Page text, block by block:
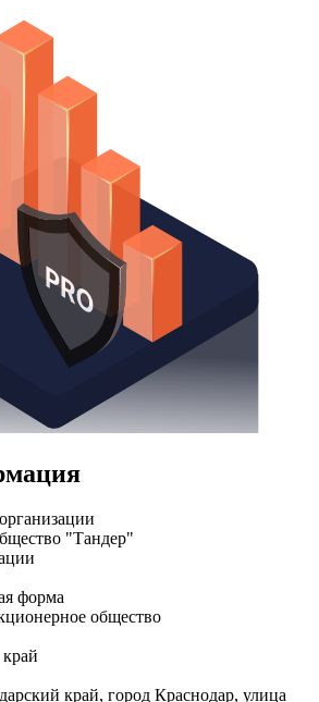
"Тандер"
форма
общество
край, город Краснодар, улица